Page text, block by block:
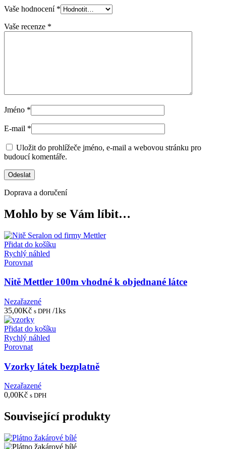
Vaše hodnocení *
Vaše recenze *
Jméno *
E-mail *
Uložit do prohlížeče jméno, e-mail a webovou stránku pro
budoucí komentáře.
Doprava a doručení
Mohlo by se Vám líbit…
Přidat do košíku
Rychlý náhled
Porovnat
Nitě Mettler 100m vhodné k objednané látce
Nezařazené
35,00Kč s DPH /1ks
Přidat do košíku
Rychlý náhled
Porovnat
Vzorky látek bezplatně
Nezařazené
0,00Kč s DPH
Související produkty